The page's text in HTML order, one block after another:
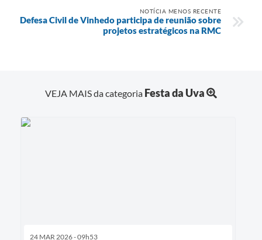
NOTÍCIA MENOS RECENTE
Defesa Civil de Vinhedo participa de reunião sobre
projetos estratégicos na RMC
VEJA MAIS da categoria Festa da Uva
24 MAR 2026 - 09h53